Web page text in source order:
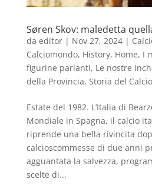
Søren Skov: maledetta
da editor| Nov 27, 2024|
Calciomondo, History, Home, I
figurine parlanti, Le nostre
della Provincia, Storia del Calcio
Estate del 1982. L’Italia di
Mondiale in Spagna, il calcio
riprende una bella rivincita
calcioscommesse di due anni
agguantata la salvezza,
scelte di...